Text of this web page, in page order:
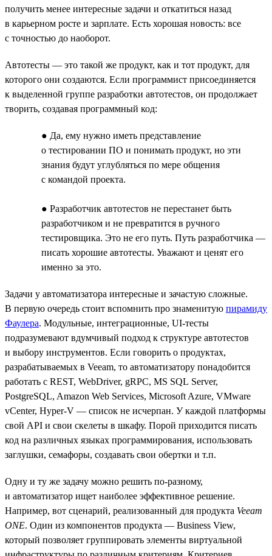
получить менее интересные задачи и откатиться назад
в карьерном росте и зарплате. Есть хорошая новость: все
с точностью до наоборот.
Автотесты — это такой же продукт, как и тот продукт, для
которого они создаются. Если программист присоединяется
к выделенной группе разработки автотестов, он продолжает
творить, создавая программный код:
● Да, ему нужно иметь представление
о тестировании ПО и понимать продукт, но эти
знания будут углубляться по мере общения
с командой проекта.
● Разработчик автотестов не перестанет быть
разработчиком и не превратится в ручного
тестировщика. Это не его путь. Путь разработчика —
писать хорошие автотесты. Уважают и ценят его
именно за это.
Задачи у автоматизатора интересные и зачастую сложные.
В первую очередь стоит вспомнить про знаменитую пирамиду
Фаулера. Модульные, интеграционные, UI-тесты
подразумевают вдумчивый подход к структуре автотестов
и выбору инструментов. Если говорить о продуктах,
разрабатываемых в Veeam, то автоматизатору понадобится
работать с REST, WebDriver, gRPC, MS SQL Server,
PostgreSQL, Amazon Web Services, Microsoft Azure, VMware
vCenter, Hyper-V — список не исчерпан. У каждой платформы
свой API и свои скелеты в шкафу. Порой приходится писать
код на различных языках программирования, использовать
заглушки, семафоры, создавать свои обертки и т.п.
Одну и ту же задачу можно решить по-разному,
и автоматизатор ищет наиболее эффективное решение.
Например, вот сценарий, реализованный для продукта Veeam
ONE. Один из компонентов продукта — Business View,
который позволяет группировать элементы виртуальной